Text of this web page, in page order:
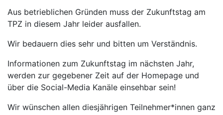
Aus betrieblichen Gründen muss der Zukunftstag am
TPZ in diesem Jahr leider ausfallen.
Wir bedauern dies sehr und bitten um Verständnis.
Informationen zum Zukunftstag im nächsten Jahr,
werden zur gegebener Zeit auf der Homepage und
über die Social-Media Kanäle einsehbar sein!
Wir wünschen allen diesjährigen Teilnehmer*innen ganz